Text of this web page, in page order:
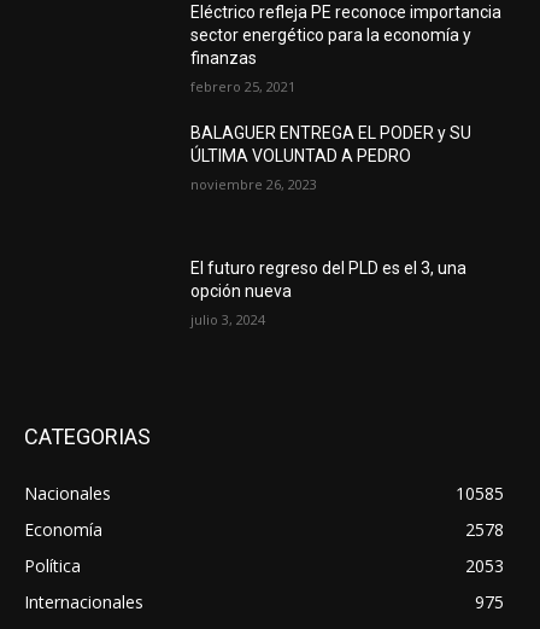
Eléctrico refleja PE reconoce importancia
sector energético para la economía y
finanzas
febrero 25, 2021
BALAGUER ENTREGA EL PODER y SU
ÚLTIMA VOLUNTAD A PEDRO
noviembre 26, 2023
El futuro regreso del PLD es el 3, una
opción nueva
julio 3, 2024
CATEGORIAS
Nacionales
10585
Economía
2578
Política
2053
Internacionales
975